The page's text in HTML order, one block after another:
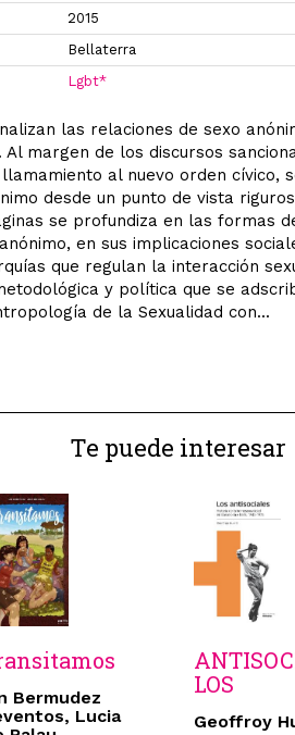
2015
Bellaterra
Lgbt*
las relaciones de sexo
Al margen de los discursos
al nuevo orden cívico,
desde un punto de vista
se profundiza en las formas
en sus implicaciones
que regulan la interacción
y política que se
de la Sexualidad con...
Te puede interesar
Bermudez
Lucia
LOS
Geoffroy